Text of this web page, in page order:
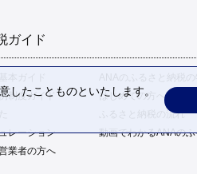
ガイド
本ガイド
ANAのふるさと納税の
制度ガイド
はじめての方へ
ふるさと納税の流れ
レーション
動画でわかるANAの
業者の方へ
たことものといたします。